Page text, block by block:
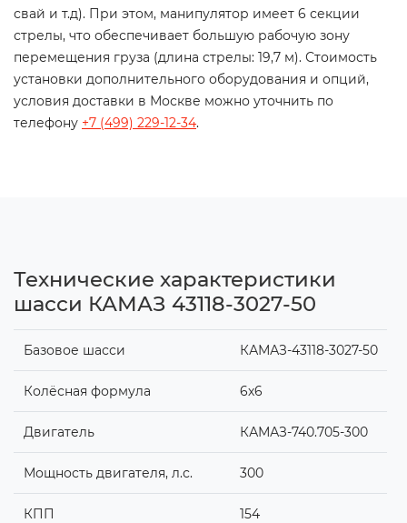
свай и т.д). При этом, манипулятор имеет 6 секции
стрелы, что обеспечивает большую рабочую зону
перемещения груза (длина стрелы: 19,7 м). Стоимость
установки дополнительного оборудования и опций,
условия доставки в Москве можно уточнить по
телефону +7 (499) 229-12-34.
Технические характеристики
шасси КАМАЗ 43118-3027-50
Базовое шасси КАМАЗ-43118-3027-50
Колёсная формула 6х6
Двигатель КАМАЗ-740.705-300
Мощность двигателя, л.с. 300
КПП 154